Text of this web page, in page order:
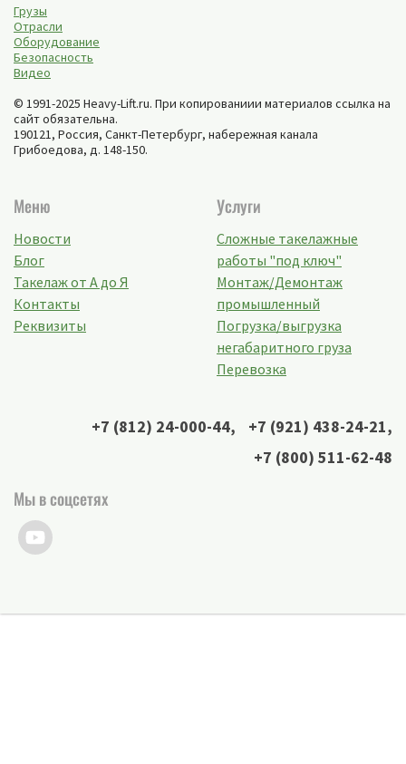
Грузы
Отрасли
Оборудование
Безопасность
Видео
© 1991-2025 Heavy-Lift.ru. При копированиии материалов ссылка на
сайт обязательна.
190121, Россия, Санкт-Петербург, набережная канала
Грибоедова, д. 148-150.
Меню
Новости
Блог
Такелаж от А до Я
Контакты
Реквизиты
Услуги
Сложные такелажные
работы "под ключ"
Монтаж/Демонтаж
промышленный
Погрузка/выгрузка
негабаритного груза
Перевозка
+7 (812) 24-000-44, +7 (921) 438-24-21,
+7 (800) 511-62-48
Мы в соцсетях